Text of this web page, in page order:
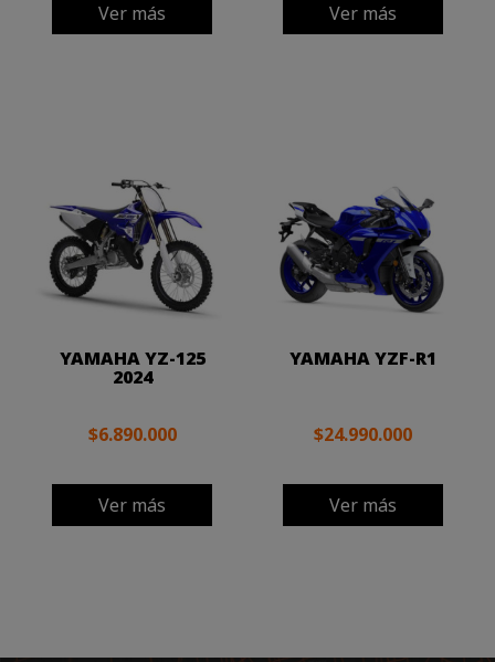
Ver más Ver más
YAMAHA YZ-125
2024
$6.890.000
Ver más
YAMAHA YZF-R1
$24.990.000
Ver más